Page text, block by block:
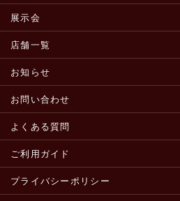
展示会
店舗一覧
お知らせ
お問い合わせ
よくある質問
ご利用ガイド
プライバシーポリシー